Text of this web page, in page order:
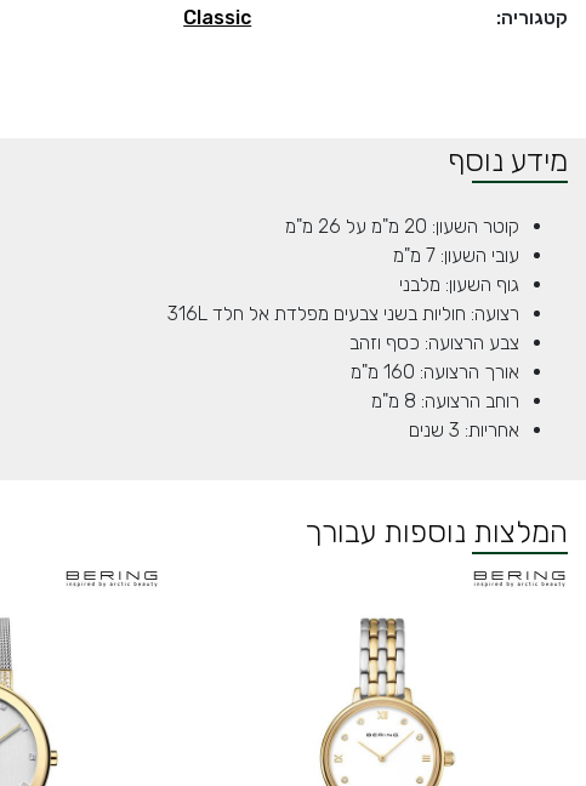
קטגוריה:
Classic
מידע נוסף
קוטר השעון: 20 מ"מ על 26 מ"מ
עובי השעון: 7 מ"מ
גוף השעון: מלבני
רצועה: חוליות בשני צבעים מפלדת אל חלד 316L
צבע הרצועה: כסף וזהב
אורך הרצועה: 160 מ"מ
רוחב הרצועה: 8 מ"מ
אחריות: 3 שנים
המלצות נוספות עבורך